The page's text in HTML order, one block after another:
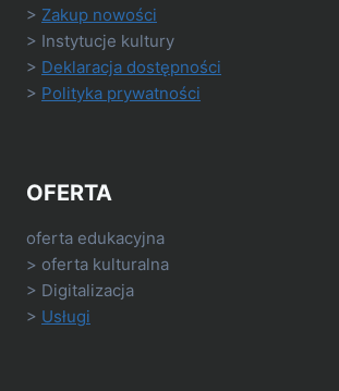
> Zakup nowości
> Instytucje kultury
> Deklaracja dostępności
> Polityka prywatności
OFERTA
oferta edukacyjna
> oferta kulturalna
> Digitalizacja
> Usługi